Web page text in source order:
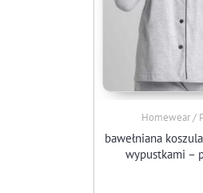
Homewear /
bawełniana
wypustkami –